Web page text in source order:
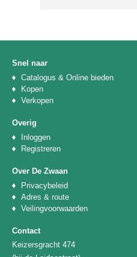
Snel naar
Catalogus & Online bieden
Kopen
Verkopen
Overig
Inloggen
Registreren
Over De Zwaan
Privacybeleid
Adres & route
Veilingvoorwaarden
Contact
Keizersgracht 474